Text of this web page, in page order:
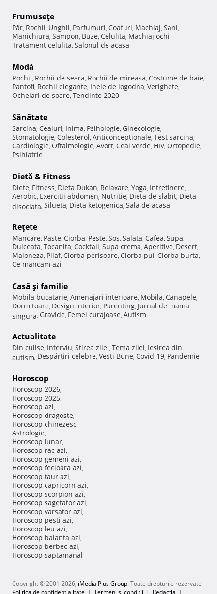
Frumuseţe
Păr, Rochii, Unghii, Parfumuri, Coafuri, Machiaj, Sani,
Manichiura, Sampon, Buze, Celulita, Machiaj ochi,
Tratament celulita, Salonul de acasa
Modă
Rochii, Rochii de seara, Rochii de mireasa, Costume de baie,
Pantofi, Rochii elegante, Inele de logodna, Verighete,
Ochelari de soare, Tendinte 2020
Sănătate
Sarcina, Ceaiuri, Inima, Psihologie, Ginecologie,
Stomatologie, Colesterol, Anticonceptionale, Test sarcina,
Cardiologie, Oftalmologie, Avort, Ceai verde, HIV, Ortopedie,
Psihiatrie
Dietă & Fitness
Diete, Fitness, Dieta Dukan, Relaxare, Yoga, Intretinere,
Aerobic, Exercitii abdomen, Nutritie, Dieta de slabit, Dieta
disociata, Silueta, Dieta ketogenica, Sala de acasa
Reţete
Mancare, Paste, Ciorba, Peste, Sos, Salata, Cafea, Supa,
Dulceata, Tocanita, Cocktail, Supa crema, Aperitive, Desert,
Maioneza, Pilaf, Ciorba perisoare, Ciorba pui, Ciorba burta,
Ce mancam azi
Casă şi familie
Mobila bucatarie, Amenajari interioare, Mobila, Canapele,
Dormitoare, Design interior, Parenting, Jurnal de mama
singura, Gravide, Femei curajoase, Autism
Actualitate
Din culise, Interviu, Stirea zilei, Tema zilei, Iesirea din
autism, Despărţiri celebre, Vesti Bune, Covid-19, Pandemie
Horoscop
Horoscop 2026,
Horoscop 2025,
Horoscop azi,
Horoscop dragoste,
Horoscop chinezesc,
Astrologie,
Horoscop lunar,
Horoscop rac azi,
Horoscop gemeni azi,
Horoscop fecioara azi,
Horoscop taur azi,
Horoscop capricorn azi,
Horoscop scorpion azi,
Horoscop sagetator azi,
Horoscop varsator azi,
Horoscop pesti azi,
Horoscop leu azi,
Horoscop balanta azi,
Horoscop berbec azi,
Horoscop saptamanal
Copyright © 2001-2026, iMedia Plus Group. Toate drepturile rezervate
Politica de confidențialitate | Termeni si conditii | Redacţia |